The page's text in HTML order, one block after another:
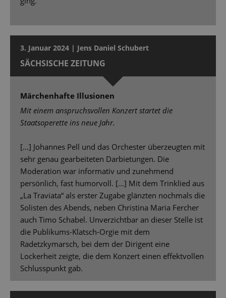
3. Januar 2024 | Jens Daniel Schubert
SÄCHSISCHE ZEITUNG
Märchenhafte Illusionen
Mit einem anspruchsvollen Konzert startet die
Staatsoperette ins neue Jahr.
[…] Johannes Pell und das Orchester überzeugten mit
sehr genau gearbeiteten Darbietungen. Die
Moderation war informativ und zunehmend
persönlich, fast humorvoll. […] Mit dem Trinklied aus
„La Traviata“ als erster Zugabe glänzten nochmals die
Solisten des Abends, neben Christina Maria Fercher
auch Timo Schabel. Unverzichtbar an dieser Stelle ist
die Publikums-Klatsch-Orgie mit dem
Radetzkymarsch, bei dem der Dirigent eine
Lockerheit zeigte, die dem Konzert einen effektvollen
Schlusspunkt gab.